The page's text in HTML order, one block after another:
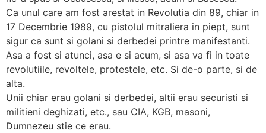
Ca unul care am fost arestat in Revolutia din 89, chiar in
17 Decembrie 1989, cu pistolul mitraliera in piept, sunt
sigur ca sunt si golani si derbedei printre manifestanti.
Asa a fost si atunci, asa e si acum, si asa va fi in toate
revolutiile, revoltele, protestele, etc. Si de-o parte, si de
alta.
Unii chiar erau golani si derbedei, altii erau securisti si
militieni deghizati, etc., sau CIA, KGB, masoni,
Dumnezeu stie ce erau.